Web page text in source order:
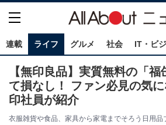
連載 ライフ グルメ 社会 IT・ビ
【無印良品】実質無料の「
て損なし！ ファン必見の気
印社員が紹介
衣服雑貨や食品、家具から家電までそろう日用品